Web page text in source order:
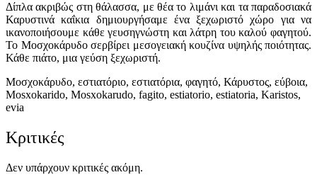
Δίπλα ακριβώς στη θάλασσα, με θέα το λιμάνι και τα παραδοσιακά
Καρυστινά καΐκια δημιουργήσαμε ένα ξεχωριστό χώρο για να
ικανοποιήσουμε κάθε γευσηγνώστη και λάτρη του καλού φαγητού.
Το Μοσχοκάρυδο σερβίρει μεσογειακή κουζίνα υψηλής ποιότητας.
Κάθε πιάτο, μια γεύση ξεχωριστή.
Μοσχοκάρυδο, εστιατόριο, εστιατόρια, φαγητό, Κάρυστος, εύβοια,
Mosxokarido, Mosxokarudo, fagito, estiatorio, estiatoria, Karistos,
evia
Κριτικές
Δεν υπάρχουν κριτικές ακόμη.